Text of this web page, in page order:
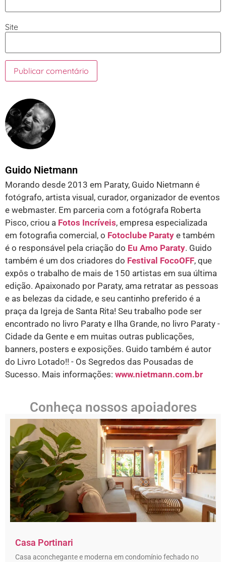
Site
Guido Nietmann
Morando desde 2013 em Paraty, Guido Nietmann é
fotógrafo, artista visual, curador, organizador de eventos
e webmaster. Em parceria com a fotógrafa Roberta
Pisco, criou a Fotos Incríveis, empresa especializada
em fotografia comercial, o Fotoclube Paraty e também
é o responsável pela criação do Eu Amo Paraty. Guido
também é um dos criadores do Festival FocoOFF, que
expôs o trabalho de mais de 150 artistas em sua última
edição. Apaixonado por Paraty, ama retratar as pessoas
e as belezas da cidade, e seu cantinho preferido é a
praça da Igreja de Santa Rita! Seu trabalho pode ser
encontrado no livro Paraty e Ilha Grande, no livro Paraty -
Cidade da Gente e em muitas outras publicações,
banners, posters e exposições. Guido também é autor
do Livro Lotado!! - Os Segredos das Pousadas de
Sucesso. Mais informações: www.nietmann.com.br
Conheça nossos apoiadores
Casa Portinari
Casa aconchegante e moderna em condomínio fechado no